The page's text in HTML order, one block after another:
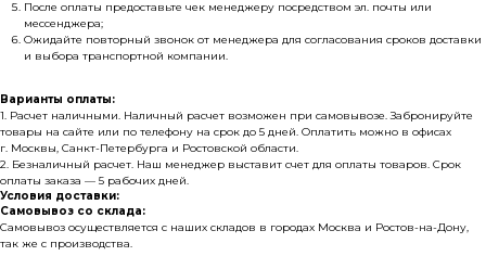
После оплаты предоставьте чек менеджеру посредством эл. почты или
мессенджера;
Ожидайте повторный звонок от менеджера для согласования сроков доставки
и выбора транспортной компании.
Варианты оплаты:
1. Расчет наличными. Наличный расчет возможен при самовывозе. Забронируйте
товары на сайте или по телефону на срок до 5 дней. Оплатить можно в офисах
г. Москвы, Санкт-Петербурга и Ростовской области.
2. Безналичный расчет. Наш менеджер выставит счет для оплаты товаров. Срок
оплаты заказа — 5 рабочих дней.
Условия доставки:
Самовывоз со склада:
Самовывоз осуществляется с наших складов в городах Москва и Ростов-на-Дону,
так же с производства.
Поможем подобрать
и раcсчитать материал
под ваш проект